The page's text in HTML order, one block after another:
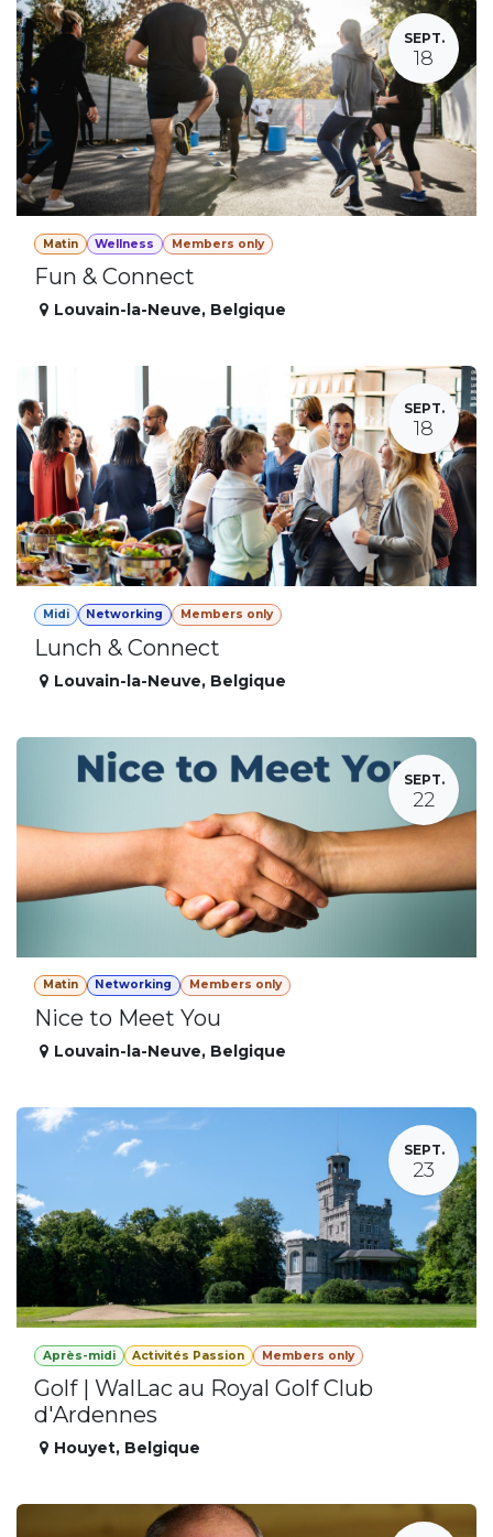
SEPT.
18
Matin Wellness Members only
Fun & Connect
Louvain-la-Neuve, Belgique
SEPT.
18
Midi Networking Members only
Lunch & Connect
Louvain-la-Neuve, Belgique
SEPT.
22
Matin Networking Members only
Nice to Meet You
Louvain-la-Neuve, Belgique
SEPT.
23
Après-midi Activités Passion Members only
Golf | WalLac au Royal Golf Club
d'Ardennes
Houyet, Belgique